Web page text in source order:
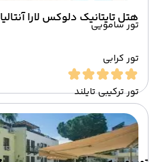
تور سامویی
تور کرابی
تور ترکیبی تایلند
هتل تایتانیک دلوکس لارا آنتالیا